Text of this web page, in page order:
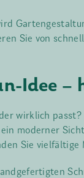
Sie von
Idee
wirklich
moderner
Sie vielfältige